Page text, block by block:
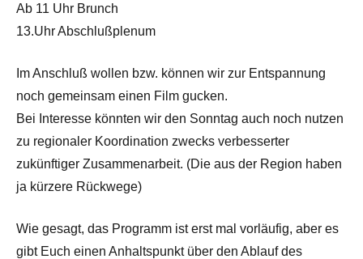
Ab 11 Uhr Brunch
13.Uhr Abschlußplenum
Im Anschluß wollen bzw. können wir zur Entspannung
noch gemeinsam einen Film gucken.
Bei Interesse könnten wir den Sonntag auch noch nutzen
zu regionaler Koordination zwecks verbesserter
zukünftiger Zusammenarbeit. (Die aus der Region haben
ja kürzere Rückwege)
Wie gesagt, das Programm ist erst mal vorläufig, aber es
gibt Euch einen Anhaltspunkt über den Ablauf des